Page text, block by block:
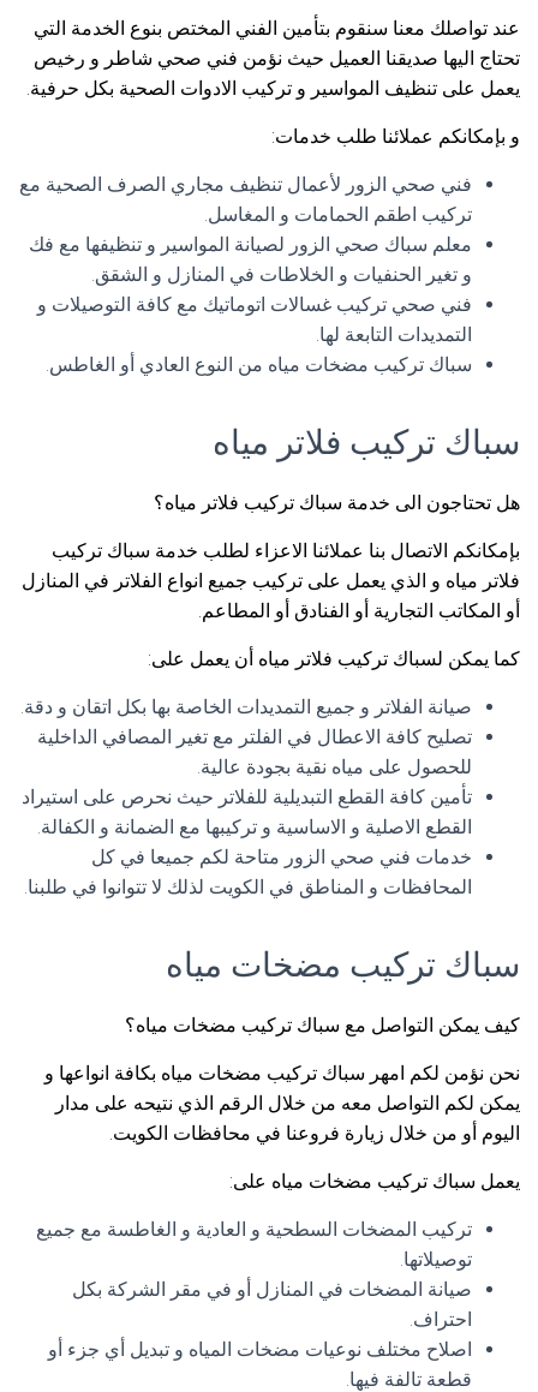
عند تواصلك معنا سنقوم بتأمين الفني المختص بنوع الخدمة التي
تحتاج اليها صديقنا العميل حيث نؤمن فني صحي شاطر و رخيص
يعمل على تنظيف المواسير و تركيب الادوات الصحية بكل حرفية.
و بإمكانكم عملائنا طلب خدمات:
فني صحي الزور لأعمال تنظيف مجاري الصرف الصحية مع
تركيب اطقم الحمامات و المغاسل.
معلم سباك صحي الزور لصيانة المواسير و تنظيفها مع فك
و تغير الحنفيات و الخلاطات في المنازل و الشقق.
فني صحي تركيب غسالات اتوماتيك مع كافة التوصيلات و
التمديدات التابعة لها.
سباك تركيب مضخات مياه من النوع العادي أو الغاطس.
سباك تركيب فلاتر مياه
هل تحتاجون الى خدمة سباك تركيب فلاتر مياه؟
بإمكانكم الاتصال بنا عملائنا الاعزاء لطلب خدمة سباك تركيب
فلاتر مياه و الذي يعمل على تركيب جميع انواع الفلاتر في المنازل
أو المكاتب التجارية أو الفنادق أو المطاعم.
كما يمكن لسباك تركيب فلاتر مياه أن يعمل على:
صيانة الفلاتر و جميع التمديدات الخاصة بها بكل اتقان و دقة.
تصليح كافة الاعطال في الفلتر مع تغير المصافي الداخلية
للحصول على مياه نقية بجودة عالية.
تأمين كافة القطع التبديلية للفلاتر حيث نحرص على استيراد
القطع الاصلية و الاساسية و تركيبها مع الضمانة و الكفالة.
خدمات فني صحي الزور متاحة لكم جميعا في كل
المحافظات و المناطق في الكويت لذلك لا تتوانوا في طلبنا.
سباك تركيب مضخات مياه
كيف يمكن التواصل مع سباك تركيب مضخات مياه؟
نحن نؤمن لكم امهر سباك تركيب مضخات مياه بكافة انواعها و
يمكن لكم التواصل معه من خلال الرقم الذي نتيحه على مدار
اليوم أو من خلال زيارة فروعنا في محافظات الكويت.
يعمل سباك تركيب مضخات مياه على:
تركيب المضخات السطحية و العادية و الغاطسة مع جميع
توصيلاتها.
صيانة المضخات في المنازل أو في مقر الشركة بكل
احتراف.
اصلاح مختلف نوعيات مضخات المياه و تبديل أي جزء أو
قطعة تالفة فيها.